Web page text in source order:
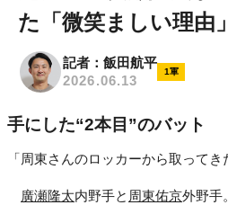
た「微笑ましい理由」
記者：飯田航平
2026.06.13
1軍
手にした“2本目”のバット
「周東さんのロッカーから取ってき
廣瀬隆太内野手と 周東佑京外野手